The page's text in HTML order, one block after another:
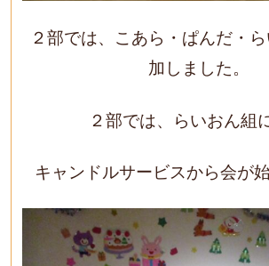
２部では、こあら・ぱんだ・
加しました。
２部では、らいおん組
キャンドルサービスから会が